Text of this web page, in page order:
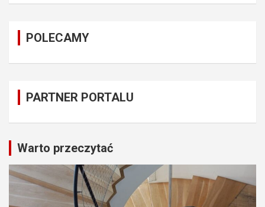
POLECAMY
PARTNER PORTALU
Warto przeczytać